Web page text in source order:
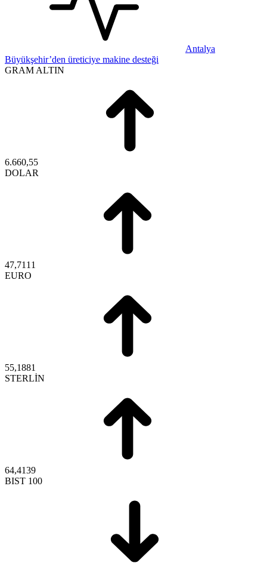
Antalya
Büyükşehir’den üreticiye makine desteği
GRAM ALTIN
6.660,55
DOLAR
47,7111
EURO
55,1881
STERLİN
64,4139
BIST 100